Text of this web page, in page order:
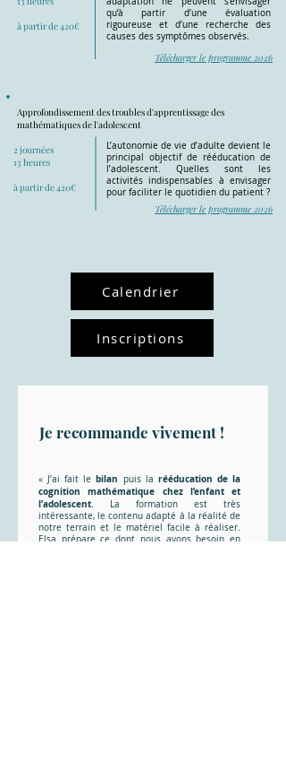
à partir de 420€
qu’à partir d’une évaluation
rigoureuse et d’une recherche des
causes des symptômes observés.
Télécharger le programme 2026
Approfondissement des troubles d'apprentissage des
mathématiques de l'adolescent
2 journées
13 heures
à partir de 420€
L’autonomie de vie d’adulte devient le
principal objectif de rééducation de
l’adolescent. Quelles sont les
activités indispensables à envisager
pour faciliter le quotidien du patient ?
Télécharger le programme 2026
Calendrier
Inscriptions
Je recommande vivement !
« J’ai fait lebilan puis la rééducation de la
cognition mathématique chez l’enfant et
l’adolescent. La formation est très
intéressante, le contenu adapté à la réalité de
notre terrain et le matériel facile à réaliser.
Elsa prépare ce dont nous avons besoin en